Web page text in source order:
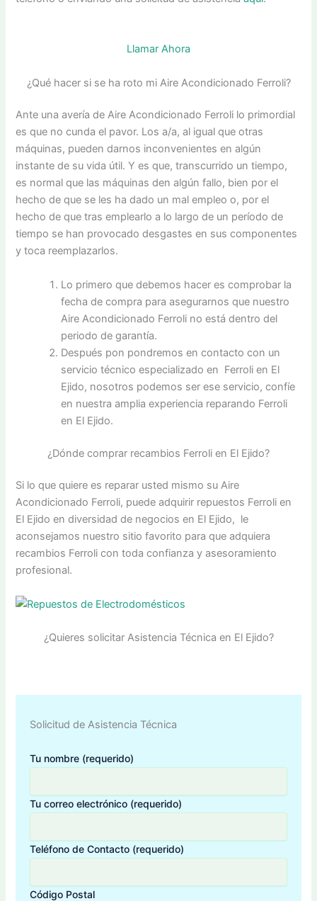
Llamar Ahora
¿Qué hacer si se ha roto mi Aire Acondicionado Ferroli?
Ante una avería de Aire Acondicionado Ferroli lo primordial
es que no cunda el pavor. Los a/a, al igual que otras
máquinas, pueden darnos inconvenientes en algún
instante de su vida útil. Y es que, transcurrido un tiempo,
es normal que las máquinas den algún fallo, bien por el
hecho de que se les ha dado un mal empleo o, por el
hecho de que tras emplearlo a lo largo de un período de
tiempo se han provocado desgastes en sus componentes
y toca reemplazarlos.
Lo primero que debemos hacer es comprobar la
fecha de compra para asegurarnos que nuestro
Aire Acondicionado Ferroli no está dentro del
periodo de garantía.
Después pon pondremos en contacto con un
servicio técnico especializado en Ferroli en El
Ejido, nosotros podemos ser ese servicio, confíe
en nuestra amplia experiencia reparando Ferroli
en El Ejido.
¿Dónde comprar recambios Ferroli en El Ejido?
Si lo que quiere es reparar usted mismo su Aire
Acondicionado Ferroli, puede adquirir repuestos Ferroli en
El Ejido en diversidad de negocios en El Ejido, le
aconsejamos nuestro sitio favorito para que adquiera
recambios Ferroli con toda confianza y asesoramiento
profesional.
¿Quieres solicitar Asistencia Técnica en El Ejido?
Solicitud de Asistencia Técnica
Tu nombre (requerido)
Tu correo electrónico (requerido)
Teléfono de Contacto (requerido)
Código Postal